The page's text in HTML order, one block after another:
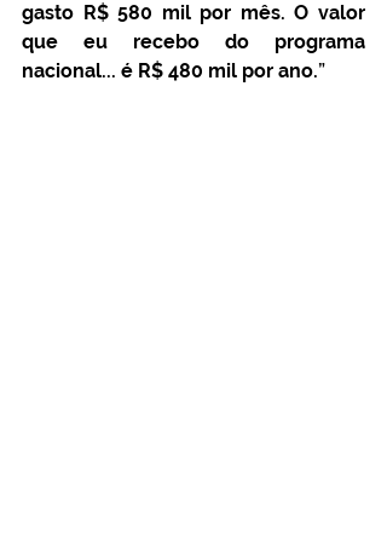
gasto R$ 580 mil por mês. O valor
que eu recebo do programa
nacional... é R$ 480 mil por ano.”